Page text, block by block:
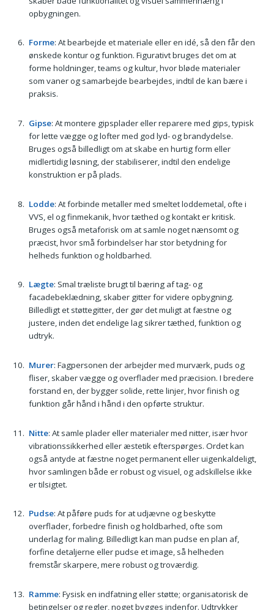
opbygningen.
Forme: At bearbejde et materiale eller en idé, så den får den
ønskede kontur og funktion. Figurativt bruges det om at
forme holdninger, teams og kultur, hvor bløde materialer
som vaner og samarbejde bearbejdes, indtil de kan bære i
praksis.
Gipse: At montere gipsplader eller reparere med gips, typisk
for lette vægge og lofter med god lyd- og brandydelse.
Bruges også billedligt om at skabe en hurtig form eller
midlertidig løsning, der stabiliserer, indtil den endelige
konstruktion er på plads.
Lodde: At forbinde metaller med smeltet loddemetal, ofte i
VVS, el og finmekanik, hvor tæthed og kontakt er kritisk.
Bruges også metaforisk om at samle noget nænsomt og
præcist, hvor små forbindelser har stor betydning for
helheds funktion og holdbarhed.
Lægte: Smal træliste brugt til bæring af tag- og
facadebeklædning, skaber gitter for videre opbygning.
Billedligt et støttegitter, der gør det muligt at fæstne og
justere, inden det endelige lag sikrer tæthed, funktion og
udtryk.
Murer: Fagpersonen der arbejder med murværk, puds og
fliser, skaber vægge og overflader med præcision. I bredere
forstand en, der bygger solide, rette linjer, hvor finish og
funktion går hånd i hånd i den opførte struktur.
Nitte: At samle plader eller materialer med nitter, især hvor
vibrationssikkerhed eller æstetik efterspørges. Ordet kan
også antyde at fæstne noget permanent eller uigenkaldeligt,
hvor samlingen både er robust og visuel, og adskillelse ikke
er tilsigtet.
Pudse: At påføre puds for at udjævne og beskytte
overflader, forbedre finish og holdbarhed, ofte som
underlag for maling. Billedligt kan man pudse en plan af,
forfine detaljerne eller pudse et image, så helheden
fremstår skarpere, mere robust og troværdig.
Ramme: Fysisk en indfatning eller støtte; organisatorisk de
betingelser og regler, noget bygges indenfor. Udtrykker